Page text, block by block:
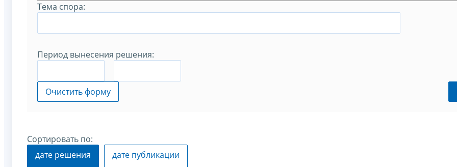
Тема спора:
Период вынесения решения:
Очистить форму
Сортировать по:
дате решения
дате публикации